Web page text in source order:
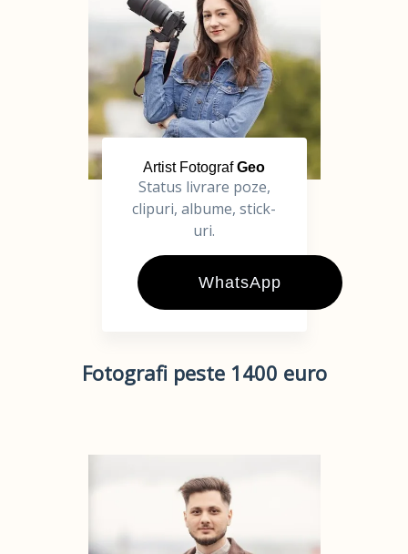
Artist FotografGeo
Status livrare poze,
clipuri, albume, stick-
uri.
WhatsApp
Fotografi peste 1400 euro